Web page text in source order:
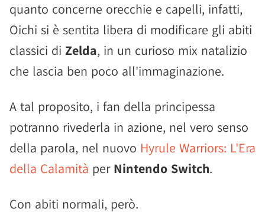
quanto concerne orecchie e capelli, infatti,
Oichi si è sentita libera di modificare gli abiti
classici di Zelda, in un curioso mix natalizio
che lascia ben poco all'immaginazione.
A tal proposito, i fan della principessa
potranno rivederla in azione, nel vero senso
della parola, nel nuovo Hyrule Warriors: L'Era
della Calamità per Nintendo Switch.
Con abiti normali, però.